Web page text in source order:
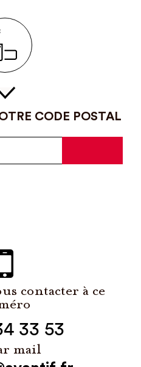
CODE POSTAL
contacter à ce
33 53
mail